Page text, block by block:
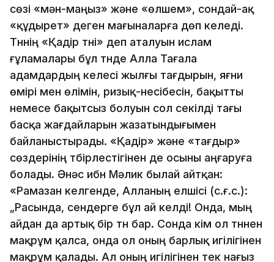
сөзі «мән-маңыз» және «өлшем», сондай-ақ
«құдырет» деген мағыналарға дөп келеді.
Түннің «Қадір түні» деп аталуын ислам
ғұламалары бұл түнде Алла Тағала
адамдардың келесі жылғы тағдырын, яғни
өмірі мен өлімін, ризық-несібесін, бақытты
немесе бақытсыз болуын сол секілді тағы
басқа жағдайларын жазатындығымен
байланыстырады. «Қадір» және «тағдыр»
сөздерінің түбірлестігінен де осыны аңғаруға
болады. Әнәс ибн Мәлик былай айтқан:
«Рамазан келгенде, Алланың елшісі (с.ғ.с.):
„Расында, сендерге бұл ай келді! Онда, мың
айдан да артық бір түн бар. Сонда кім ол түннен
мақрұм қалса, онда ол оның барлық игілігінен
мақрұм қалады. Ал оның игілігінен тек нағыз